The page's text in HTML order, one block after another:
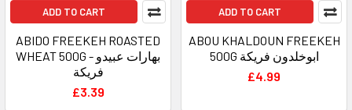
ADD TO CART
ABIDO FREEKEH ROASTED
WHEAT 500G - بهارات عبيدو
فريكة
£3.39
ADD TO CART
ABOU KHALDOUN FREEKEH
500G ابوخلدون فريكة
£4.99